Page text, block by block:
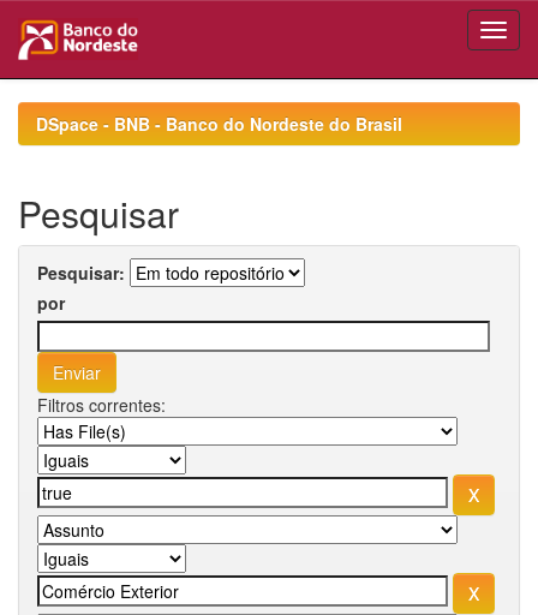
navigationDSpace - BNB - Banco do Nordeste do Brasil
Pesquisar
Pesquisar:
por
Filtros correntes: